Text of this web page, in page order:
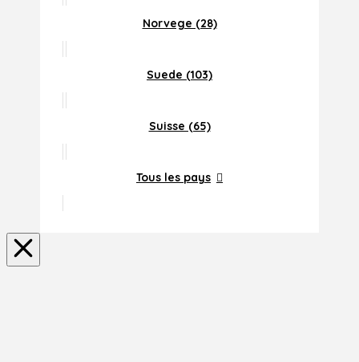
Norvege (28)
Suede (103)
Suisse (65)
Tous les pays